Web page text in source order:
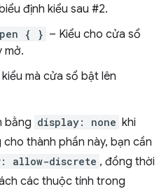
định kiểu sau #2.
{ } – Kiểu cho cửa sổ
mở.
mà cửa sổ bật lên
bằng display: none khi
thành phần này, bạn cần
allow-discrete , đồng thời
các thuộc tính trong